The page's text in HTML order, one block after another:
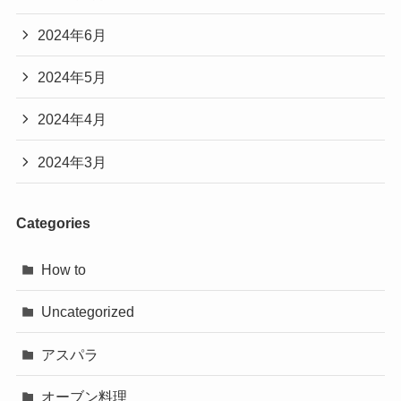
2024年6月
2024年5月
2024年4月
2024年3月
Categories
How to
Uncategorized
アスパラ
オーブン料理